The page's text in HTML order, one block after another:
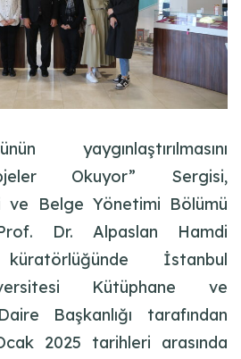
yaygınlaştırılmasını
Okuyor” Sergisi,
ve Belge Yönetimi Bölümü
Dr. Alpaslan Hamdi
küratörlüğünde İstanbul
Kütüphane ve
Başkanlığı tarafından
2025 tarihleri arasında